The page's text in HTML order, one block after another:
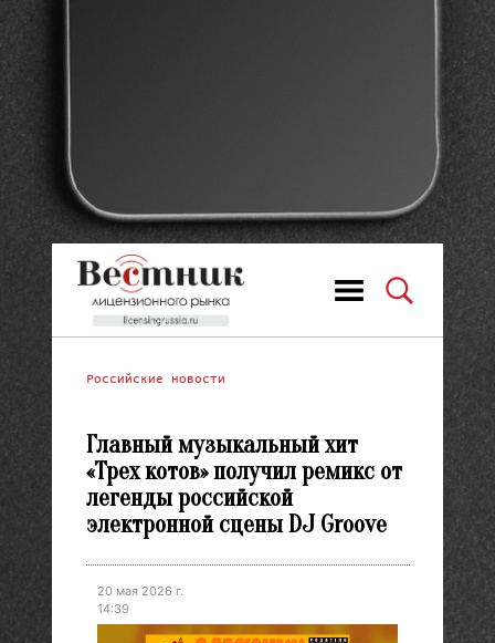
Российские новости
Главный музыкальный хит
«Трех котов» получил ремикс от
легенды российской
электронной сцены DJ Groove
20 мая 2026 г.
14:39